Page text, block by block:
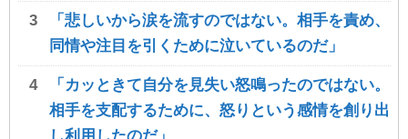
「悲しいから涙を流すのではない。相手を責め、
同情や注目を引くために泣いているのだ」
「カッときて自分を見失い怒鳴ったのではない。
相手を支配するために、怒りという感情を創り出